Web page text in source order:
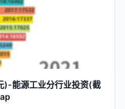
)-能源工业分行业投资(截
p